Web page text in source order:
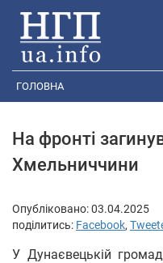
ГОЛОВНА
На фронті
Хмельниччини
Опубліковано:03.04.2025
поділитись: Facebook,
У Дунаєвецькій